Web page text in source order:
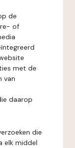
de
of
met de
van
daarop
die
elk middel